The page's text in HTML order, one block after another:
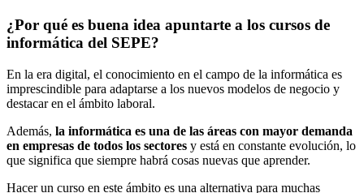
¿Por qué es buena idea apuntarte a los cursos de
informática del SEPE?
En la era digital, el conocimiento en el campo de la informática es
imprescindible para adaptarse a los nuevos modelos de negocio y
destacar en el ámbito laboral.
Además, la informática es una de las áreas con mayor demanda
en empresas de todos los sectores y está en constante evolución, lo
que significa que siempre habrá cosas nuevas que aprender.
Hacer un curso en este ámbito es una alternativa para muchas